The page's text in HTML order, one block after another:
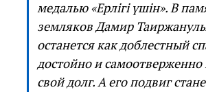
медалью «Ерлігі үшін». В
земляков Дамир
останется как доблестный
достойно и
свой долг. А его подвиг